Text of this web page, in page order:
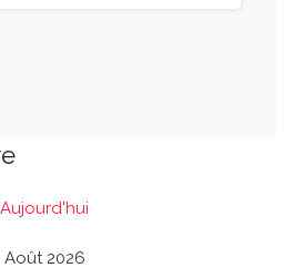
Aujourd'hui
Août 2026